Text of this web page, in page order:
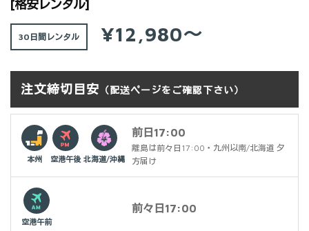
[格安レンタル]
30日間 ¥12,980～
注文締切目安 （配送ページをご確認下さい）
本州 空港午後 北海道/沖縄
前日17:00
離島は前々日17:00・九州以南/北海道 夕
方届け
空港午前
前々日17:00